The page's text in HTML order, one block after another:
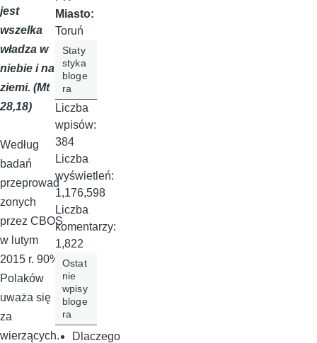
jest
wszelka
władza w
niebie i na
ziemi. (Mt
28,18)
Według
badań
przeprowad
zonych
przez CBOS
w lutym
2015 r. 90%
Polaków
uważa się
za
wierzących.
Miasto:
Toruń
Staty
styka
bloge
ra
Liczba
wpisów:
384
Liczba
wyświetleń:
1,176,598
Liczba
komentarzy:
1,822
Ostat
nie
wpisy
bloge
ra
Dlaczego